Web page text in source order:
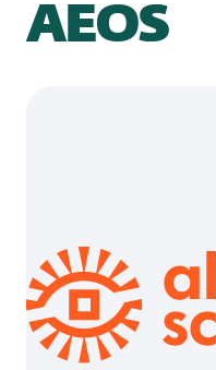
AEOS